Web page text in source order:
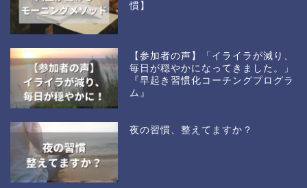
慣】
【参加者の声】「イライラが減り、
毎日が穏やかになってきました。」
『早起き習慣化コーチングプログラ
ム』
夜の習慣、整えてますか？